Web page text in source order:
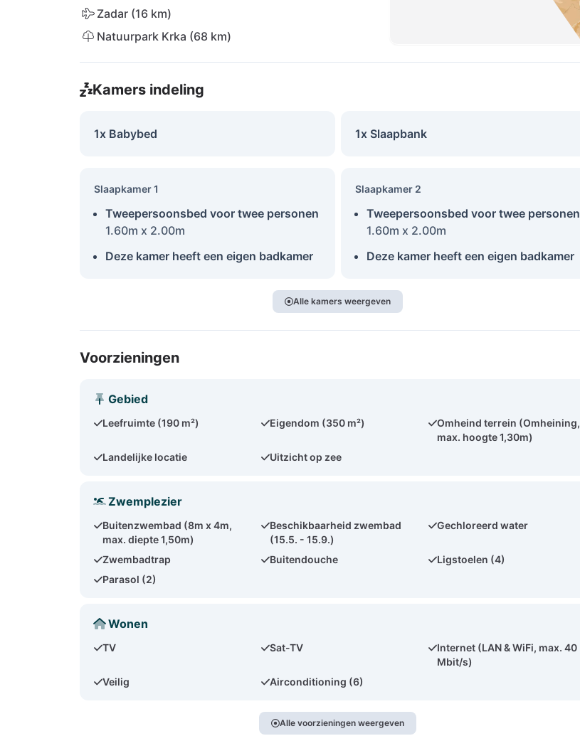
Zadar (16 km)
Natuurpark Krka (68 km)
Kamers indeling
1x Babybed 1x Slaapbank
Slaapkamer 1
Tweepersoonsbed voor twee personen
1.60m x 2.00m
Deze kamer heeft een eigen badkamer
Slaapkamer 2
Tweepersoonsbed voor twee personen
1.60m x 2.00m
Deze kamer heeft een eigen badkamer
Alle kamers weergeven
Voorzieningen
Gebied
Leefruimte (190 m²) Eigendom (350 m²)
Omheind terrein (Omheining,
max. hoogte 1,30m)
Landelijke locatie
Uitzicht op zee
Zwemplezier
Buitenzwembad (8m x 4m,
max. diepte 1,50m)
Beschikbaarheid zwembad
(15.5. - 15.9.)
Gechloreerd water
Zwembadtrap Buitendouche
Ligstoelen (4)
Parasol (2)
Wonen
TV Sat-TV
Internet (LAN & WiFi, max. 40
Mbit/s)
Veilig
Airconditioning (6)
Alle voorzieningen weergeven